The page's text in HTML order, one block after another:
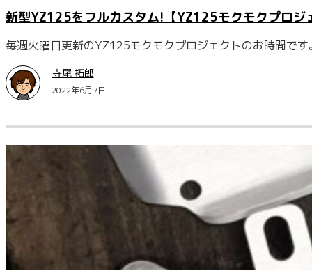
新型YZ125をフルカスタム!【YZ125モクモクプロジ
毎週火曜日更新のYZ125モクモクプロジェクトのお時間で
寺尾 拓郎
2022年6月7日